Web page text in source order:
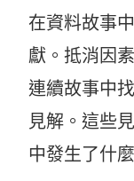
在資料故事
獻。抵消因
連續故事中
見解。這些
中發生了什